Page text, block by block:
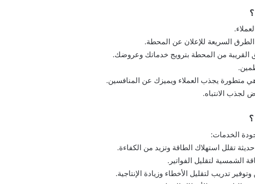
السريعة للإعلان عن المحطة.
القريبة من المحطة بترويج خدماتك وعروضك.
متطورة يجذب العملاء ويميزك عن المنافسين.
لجذب الانتباه.
الخدمات:
تقلل استهلاك الطاقة وتزيد من الكفاءة.
تدريب لتقليل الأخطاء وزيادة الإنتاجية.